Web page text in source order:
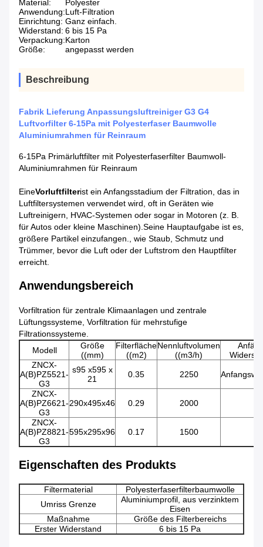
Material:
Polyester
Anwendung:Luft-Filtration
Einrichtung: Ganz einfach.
Widerstand: 6 bis 15 Pa
Verpackung:Karton
Größe:
angepasst werden
Beschreibung
Fabrik Lieferung Anpassungsluftreiniger G3 G4
Luftvorfilter 6-15Pa mit Polyesterfaser Baumwolle
Aluminiumrahmen für Reinraum
6-15Pa Primärluftfilter mit Polyesterfaserfilter Baumwoll-
Aluminiumrahmen für Reinraum
EineVorluftfilterist ein Anfangsstadium der Filtration, das in
Luftfiltersystemen verwendet wird, oft in Geräten wie
Luftreinigern, HVAC-Systemen oder sogar in Motoren (z. B.
für Autos oder kleine Maschinen).Seine Hauptaufgabe ist es,
größere Partikel einzufangen., wie Staub, Schmutz und
Trümmer, bevor die Luft oder der Luftstrom den Hauptfilter
erreicht.
Anwendungsbereich
Vorfiltration für zentrale Klimaanlagen und zentrale
Lüftungssysteme, Vorfiltration für mehrstufige
Filtrationssysteme.
Modell
Größe
((mm)
Filterfläche
((m2)
Nennluftvolumen
((m3/h)
ZNCX-
A(B)PZ5521-
G3
s95 x595 x
21
0.35 2250
ZNCX-
A(B)PZ6621-
G3
290x495x46 0.29 2000
ZNCX-
A(B)PZ8821-
G3
595x295x96 0.17 1500
Eigenschaften des Produkts
Filtermaterial
Polyesterfaserfilterbaumwolle
Umriss Grenze
Aluminiumprofil, aus verzinktem
Eisen
Maßnahme
Größe des Filterbereichs
Erster Widerstand
6 bis 15 Pa